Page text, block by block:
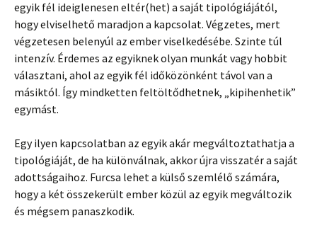
egyik fél ideiglenesen eltér(het) a saját tipológiájától,
hogy elviselhető maradjon a kapcsolat. Végzetes, mert
végzetesen belenyúl az ember viselkedésébe. Szinte túl
intenzív. Érdemes az egyiknek olyan munkát vagy hobbit
választani, ahol az egyik fél időközönként távol van a
másiktól. Így mindketten feltöltődhetnek, „kipihenhetik”
egymást.
Egy ilyen kapcsolatban az egyik akár megváltoztathatja a
tipológiáját, de ha különválnak, akkor újra visszatér a saját
adottságaihoz. Furcsa lehet a külső szemlélő számára,
hogy a két összekerült ember közül az egyik megváltozik
és mégsem panaszkodik.